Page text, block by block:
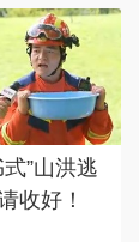
”山洪逃
收好！